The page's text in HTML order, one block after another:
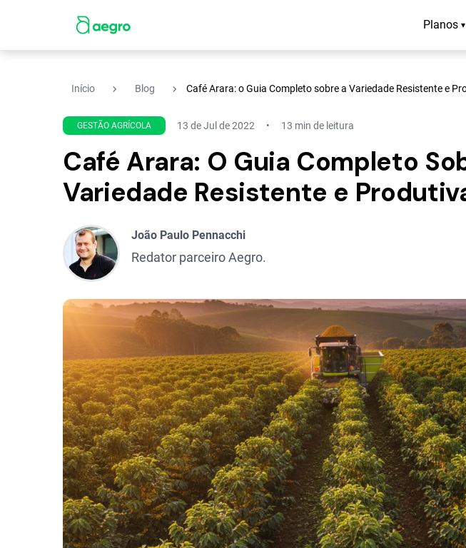
Planos ▾
Início navigate_next Blog navigate_next Café Arara: o Guia Completo sobre a Variedade Resistente e
GESTÃO AGRÍCOLA 13 de Jul de 2022 13 min de leitura
Café Arara: O Guia Completo
Variedade Resistente e
João Paulo Pennacchi
Redator parceiro Aegro.